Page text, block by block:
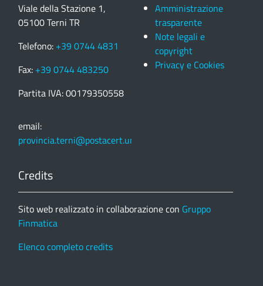
Viale della Stazione 1,
05100 Terni TR
Telefono: +39 0744 4831
Fax: +39 0744 483250
Partita IVA: 00179350558
email:
provincia.terni@postacert.umbria.it
Amministrazione
trasparente
Note legali e
copyright
Privacy e Cookies
Credits
Sito web realizzato in collaborazione con Gruppo
Finmatica
Elenco completo credits